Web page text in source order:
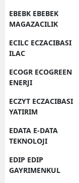
EBEBK EBEBEK
MAGAZACILIK
ECILC ECZACIBASI
ILAC
ECOGR ECOGREEN
ENERJI
ECZYT ECZACIBASI
YATIRIM
EDATA E-DATA
TEKNOLOJI
EDIP EDIP
GAYRIMENKUL